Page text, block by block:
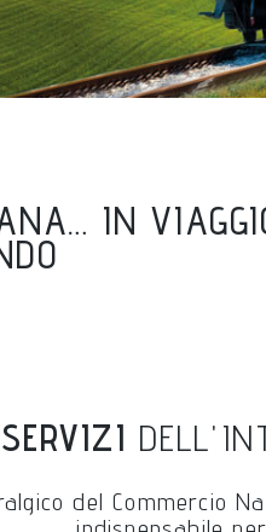
IN
SERVIZI
del Commercio